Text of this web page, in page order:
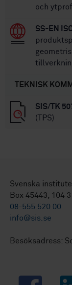
och
SS-EN
TEKNISK
SIS/TK
(TPS)
Svenska
Box 45443, 104
08-555 520 00
info@sis.se
Besöksadress:
Facebook